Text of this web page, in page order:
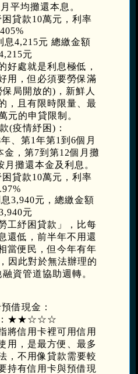
平均攤還本息。
貸款10萬元，利率
息4,215元 總繳金額
元
好處就是利息極低，
用，但必須要勞保滿
局開放的)，新鮮人
，且有限時限量、最
元的申貸限制。
(疫情紓困)：
、第1年第1到6個月
金，第7到第12個月攤
攤還本金及利息。
貸款10萬元，利率
3,940元，總繳金額
元
工紓困貸款」，比每
還低，前半年不用還
當便民，但今年有年
因此對於無法辦理的
資管道協助週轉。
借現金：
：★★☆☆☆
將信用卡裡可用信用
用，是最方便、最多
，不用像貸款需要較
持有信用卡與預借現